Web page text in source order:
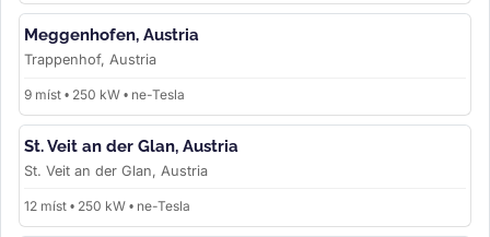
Meggenhofen, Austria
Trappenhof, Austria
9 míst • 250 kW • ne-Tesla
St. Veit an der Glan, Austria
St. Veit an der Glan, Austria
12 míst • 250 kW • ne-Tesla